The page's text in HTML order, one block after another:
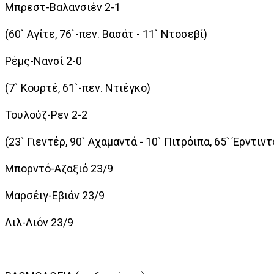
Μπρεστ-Βαλανσιέν 2-1
(60` Αγίτε, 76`-πεν. Βασάτ - 11` Ντοσεβί)
Ρέμς-Νανσί 2-0
(7` Κουρτέ, 61`-πεν. Ντιέγκο)
Τουλούζ-Ρεν 2-2
(23` Γιεντέρ, 90` Αχαμαντά - 10` Πιτρόιπα, 65`
Μπορντό-Αζαξιό 23/9
Μαρσέιγ-Εβιάν 23/9
Λιλ-Λιόν 23/9